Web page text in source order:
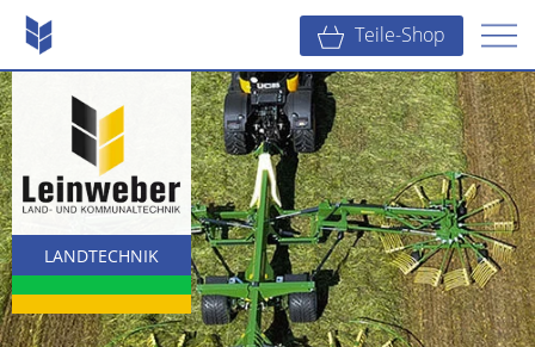
Teile-Shop
LANDTECHNIK
KOMMUNALTECHNIK
BAUTECHNIK